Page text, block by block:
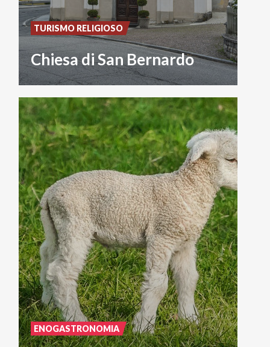
Chiesa di San Bernardo
TURISMO RELIGIOSO
ENOGASTRONOMIA